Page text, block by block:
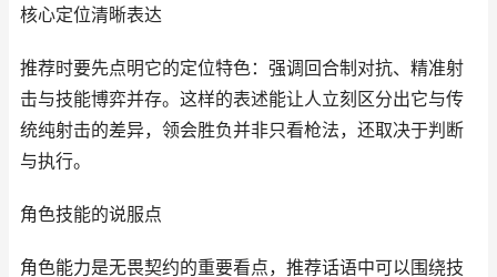
核心定位清晰表达
推荐时要先点明它的定位特色：强调回合制对抗、精准射
击与技能博弈并存。这样的表述能让人立刻区分出它与传
统纯射击的差异，领会胜负并非只看枪法，还取决于判断
与执行。
角色技能的说服点
角色能力是无畏契约的重要看点，推荐话语中可以围绕技